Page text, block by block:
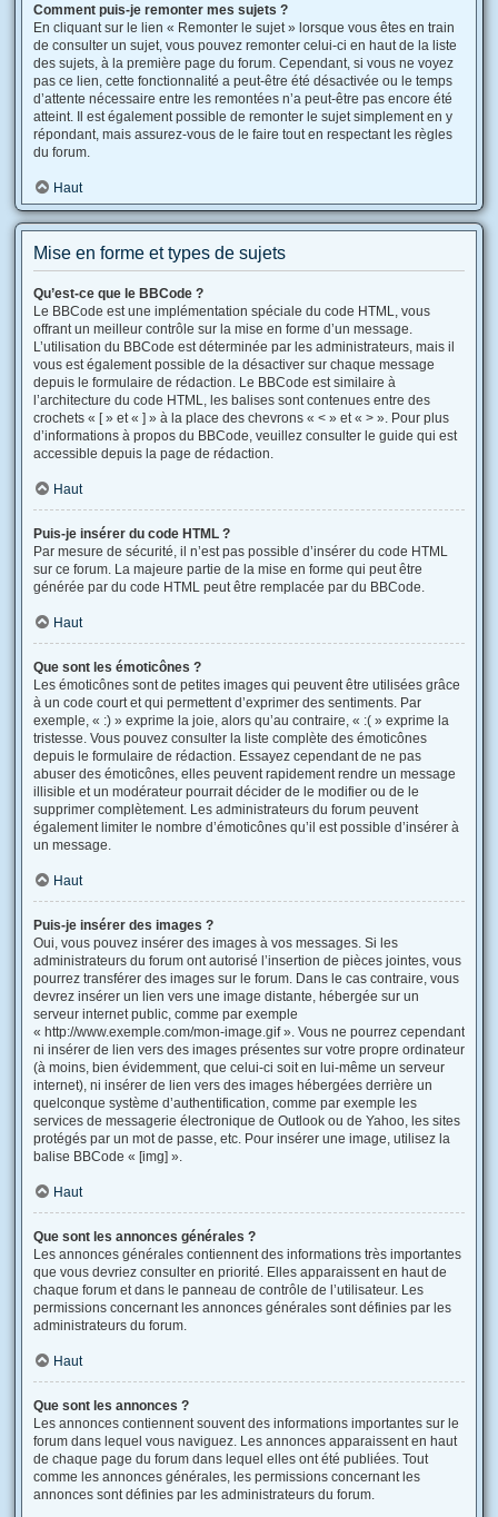
Comment puis-je remonter mes sujets ?
En cliquant sur le lien « Remonter le sujet » lorsque vous êtes en train
de consulter un sujet, vous pouvez remonter celui-ci en haut de la liste
des sujets, à la première page du forum. Cependant, si vous ne voyez
pas ce lien, cette fonctionnalité a peut-être été désactivée ou le temps
d’attente nécessaire entre les remontées n’a peut-être pas encore été
atteint. Il est également possible de remonter le sujet simplement en y
répondant, mais assurez-vous de le faire tout en respectant les règles
du forum.
Haut
Mise en forme et types de sujets
Qu’est-ce que le BBCode ?
Le BBCode est une implémentation spéciale du code HTML, vous
offrant un meilleur contrôle sur la mise en forme d’un message.
L’utilisation du BBCode est déterminée par les administrateurs, mais il
vous est également possible de la désactiver sur chaque message
depuis le formulaire de rédaction. Le BBCode est similaire à
l’architecture du code HTML, les balises sont contenues entre des
crochets « [ » et « ] » à la place des chevrons « < » et « > ». Pour plus
d’informations à propos du BBCode, veuillez consulter le guide qui est
accessible depuis la page de rédaction.
Haut
Puis-je insérer du code HTML ?
Par mesure de sécurité, il n’est pas possible d’insérer du code HTML
sur ce forum. La majeure partie de la mise en forme qui peut être
générée par du code HTML peut être remplacée par du BBCode.
Haut
Que sont les émoticônes ?
Les émoticônes sont de petites images qui peuvent être utilisées grâce
à un code court et qui permettent d’exprimer des sentiments. Par
exemple, « :) » exprime la joie, alors qu’au contraire, « :( » exprime la
tristesse. Vous pouvez consulter la liste complète des émoticônes
depuis le formulaire de rédaction. Essayez cependant de ne pas
abuser des émoticônes, elles peuvent rapidement rendre un message
illisible et un modérateur pourrait décider de le modifier ou de le
supprimer complètement. Les administrateurs du forum peuvent
également limiter le nombre d’émoticônes qu’il est possible d’insérer à
un message.
Haut
Puis-je insérer des images ?
Oui, vous pouvez insérer des images à vos messages. Si les
administrateurs du forum ont autorisé l’insertion de pièces jointes, vous
pourrez transférer des images sur le forum. Dans le cas contraire, vous
devrez insérer un lien vers une image distante, hébergée sur un
serveur internet public, comme par exemple
« http://www.exemple.com/mon-image.gif ». Vous ne pourrez cependant
ni insérer de lien vers des images présentes sur votre propre ordinateur
(à moins, bien évidemment, que celui-ci soit en lui-même un serveur
internet), ni insérer de lien vers des images hébergées derrière un
quelconque système d’authentification, comme par exemple les
services de messagerie électronique de Outlook ou de Yahoo, les sites
protégés par un mot de passe, etc. Pour insérer une image, utilisez la
balise BBCode « [img] ».
Haut
Que sont les annonces générales ?
Les annonces générales contiennent des informations très importantes
que vous devriez consulter en priorité. Elles apparaissent en haut de
chaque forum et dans le panneau de contrôle de l’utilisateur. Les
permissions concernant les annonces générales sont définies par les
administrateurs du forum.
Haut
Que sont les annonces ?
Les annonces contiennent souvent des informations importantes sur le
forum dans lequel vous naviguez. Les annonces apparaissent en haut
de chaque page du forum dans lequel elles ont été publiées. Tout
comme les annonces générales, les permissions concernant les
annonces sont définies par les administrateurs du forum.